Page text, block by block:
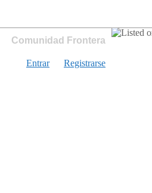
Comunidad Frontera
Entrar Registrarse